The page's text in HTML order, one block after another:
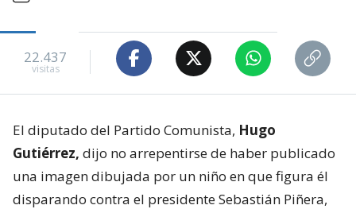
22.437
visitas
El diputado del Partido Comunista, Hugo
Gutiérrez, dijo no arrepentirse de haber publicado
una imagen dibujada por un niño en que figura él
disparando contra el presidente Sebastián Piñera,